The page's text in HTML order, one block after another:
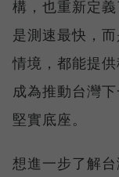
構，也重新定
是測速最快，
情境，都能提
成為推動台灣
堅實底座。
想進一步了解